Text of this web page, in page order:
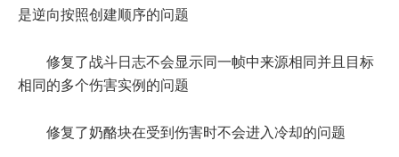
是逆向按照创建顺序的问题
修复了战斗日志不会显示同一帧中来源相同并且目标
相同的多个伤害实例的问题
修复了奶酪块在受到伤害时不会进入冷却的问题